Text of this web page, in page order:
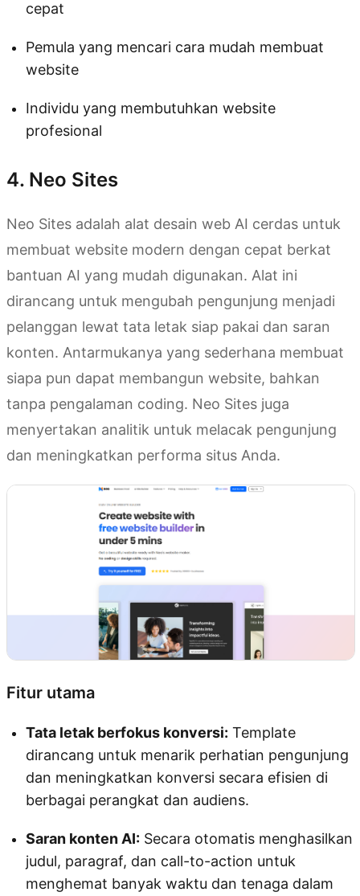
cepat
Pemula yang mencari cara mudah membuat
website
Individu yang membutuhkan website
profesional
4. Neo Sites
Neo Sites adalah alat desain web AI cerdas untuk
membuat website modern dengan cepat berkat
bantuan AI yang mudah digunakan. Alat ini
dirancang untuk mengubah pengunjung menjadi
pelanggan lewat tata letak siap pakai dan saran
konten. Antarmukanya yang sederhana membuat
siapa pun dapat membangun website, bahkan
tanpa pengalaman coding. Neo Sites juga
menyertakan analitik untuk melacak pengunjung
dan meningkatkan performa situs Anda.
Fitur utama
Tata letak berfokus konversi: Template
dirancang untuk menarik perhatian pengunjung
dan meningkatkan konversi secara efisien di
berbagai perangkat dan audiens.
Saran konten AI: Secara otomatis menghasilkan
judul, paragraf, dan call-to-action untuk
menghemat banyak waktu dan tenaga dalam